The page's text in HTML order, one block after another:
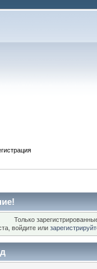
Только
войдите или